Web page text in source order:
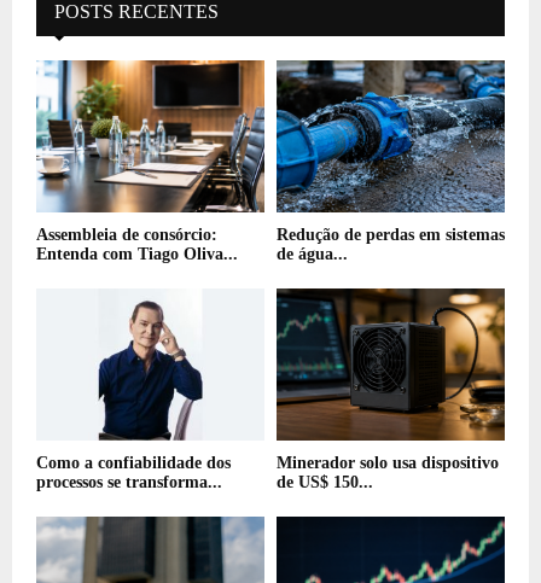
POSTS RECENTES
Assembleia de consórcio:
Entenda com Tiago Oliva...
Redução de perdas em sistemas
de água...
Como a confiabilidade dos
processos se transforma...
Minerador solo usa dispositivo
de US$ 150...